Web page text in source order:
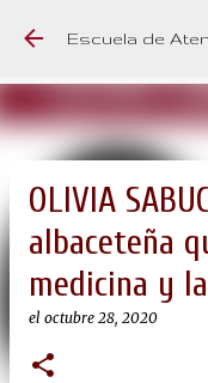
Ir
Escuela de
OLIVIA
albaceteña
medicina y
el octubre 28, 2020